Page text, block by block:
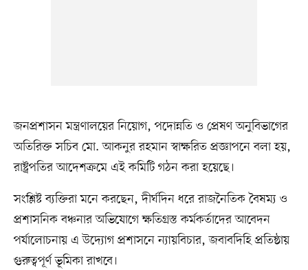
জনপ্রশাসন মন্ত্রণালয়ের নিয়োগ, পদোন্নতি ও প্রেষণ অনুবিভাগের
অতিরিক্ত সচিব মো. আকনুর রহমান স্বাক্ষরিত প্রজ্ঞাপনে বলা হয়,
রাষ্ট্রপতির আদেশক্রমে এই কমিটি গঠন করা হয়েছে।
সংশ্লিষ্ট ব্যক্তিরা মনে করছেন, দীর্ঘদিন ধরে রাজনৈতিক বৈষম্য ও
প্রশাসনিক বঞ্চনার অভিযোগে ক্ষতিগ্রস্ত কর্মকর্তাদের আবেদন
পর্যালোচনায় এ উদ্যোগ প্রশাসনে ন্যায়বিচার, জবাবদিহি প্রতিষ্ঠায়
গুরুত্বপূর্ণ ভূমিকা রাখবে।